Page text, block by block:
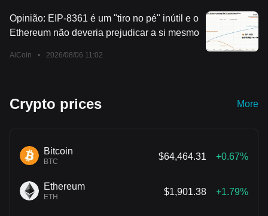
serviços de engenharia para criar uma plataforma
de ponta a ponta, com o objetivo de reduzir
significativamente os custos.
Opinião: EIP-8361 é um "tiro no pé" inútil e o
Ethereum não deveria prejudicar a si mesmo
AiCoin • 2026/08/06 11:02
Crypto prices More
Bitcoin
BTC
$64,464.31 +0.67%
Ethereum
ETH
$1,901.38 +1.79%